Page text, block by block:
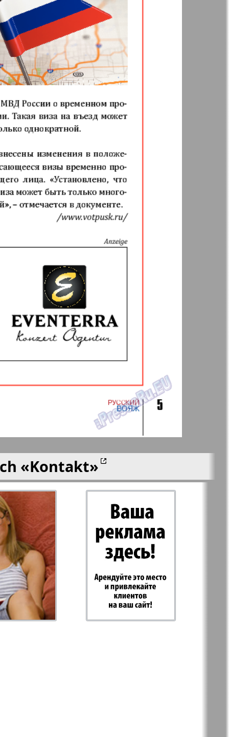
64 Domaschnij
Restaurant
Woman`s life
Firma Nachrichten BW
Kenguru
Krugozor plus!
Frankfurt
Unsere Welt
Nord
Rajonka-Nord-Ost-
Bremen--NRW
Redakzija Berlin
Rubezh
RusHaus
Svet/Lana
«Kontakt»